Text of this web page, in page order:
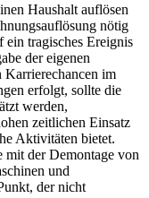
Haushalt auflösen
nötig
ein tragisches Ereignis
der eigenen
Karrierechancen im
erfolgt, sollte die
werden,
zeitlichen Einsatz
Aktivitäten bietet.
mit der Demontage von
und
der nicht